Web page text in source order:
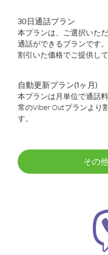
30日通話プラン
本プランは、ご選択いた
通話ができるプランです
割引いた価格でご提供して
自動更新プラン(1ヶ月)
本プランは月単位で通話
常のViber Outプランより
す。
その